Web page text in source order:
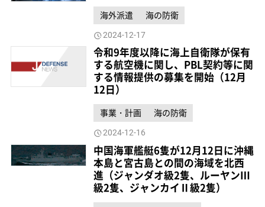
海外派遣 海の防衛
2024-12-17
令和9年度以降に海上自衛隊が保有
する航空機に関し、PBL契約等に関
する情報提供の募集を開始（12月
12日）
事業・計画 海の防衛
2024-12-16
中国海軍艦艇6隻が12月12日に沖縄
本島と宮古島との間の海域を北西
進（ジャンダオ級2隻、ルーヤンⅢ
級2隻、ジャンカイⅡ級2隻）